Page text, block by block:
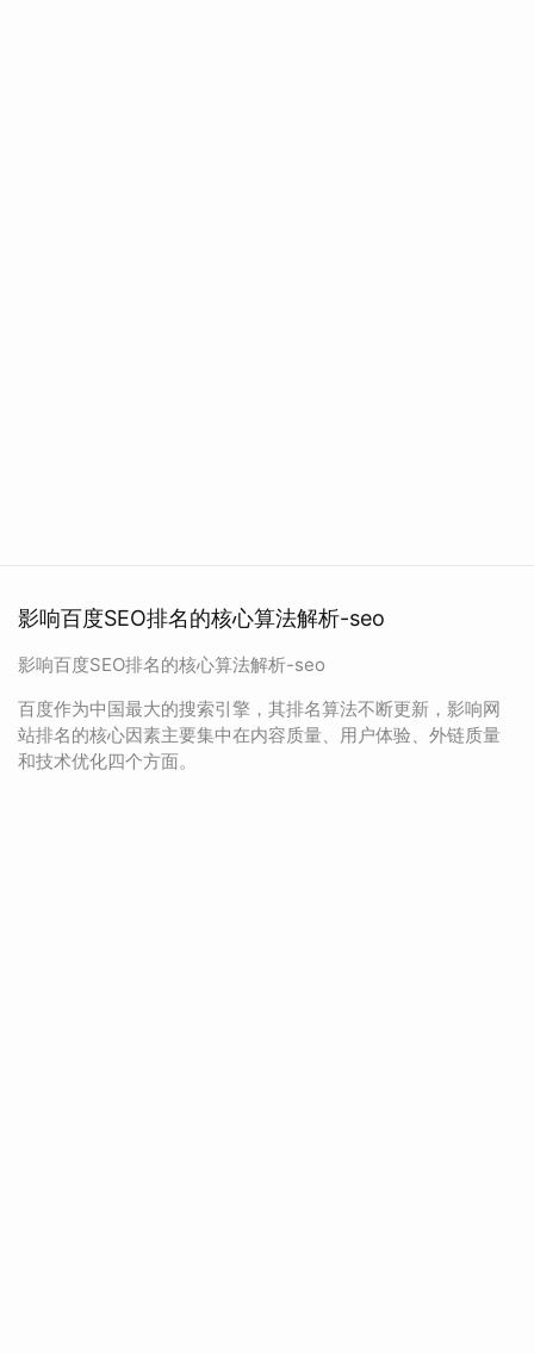
影响百度SEO排名的核心算法解析-seo
影响百度SEO排名的核心算法解析-seo
百度作为中国最大的搜索引擎，其排名算法不断更新，影响网
站排名的核心因素主要集中在内容质量、用户体验、外链质量
和技术优化四个方面。